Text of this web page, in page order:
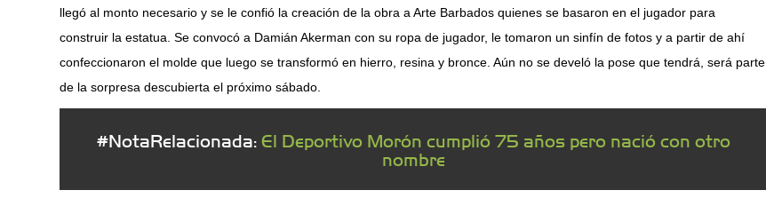
llegó al monto necesario y se le confió la creación de la obra a Arte Barbados quienes se basaron en el jugador para
construir la estatua. Se convocó a Damián Akerman con su ropa de jugador, le tomaron un sinfín de fotos y a partir de ahí
confeccionaron el molde que luego se transformó en hierro, resina y bronce. Aún no se develó la pose que tendrá, será parte
de la sorpresa descubierta el próximo sábado.
#NotaRelacionada: El Deportivo Morón cumplió 75 años pero nació con otro
nombre